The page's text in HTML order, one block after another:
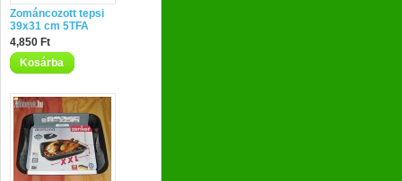
Zománcozott tepsi
39x31 cm 5TFA
4,850 Ft
Kosárba